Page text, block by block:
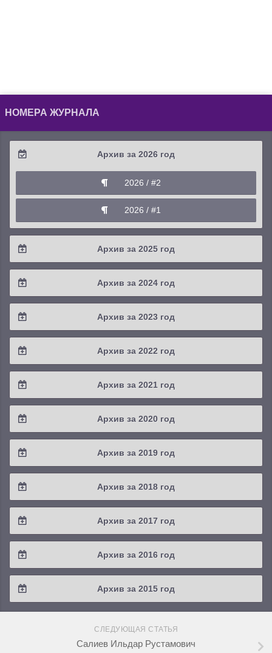
НОМЕРА ЖУРНАЛА
Архив за 2026 год
2026 / #2
2026 / #1
Архив за 2025 год
2025 / #4
2025 / #3
2025 / #1
Архив за 2024 год
2024 / #4
2024 / #3
2024 / #1
Архив за 2023 год
2023 / #4
2023 / #3
2023 / #1
Архив за 2022 год
2022 / #4
2022 / #3
2022 / #1
Архив за 2021 год
2021 / #4
2021 / #3
2021 / #1
Архив за 2020 год
2020 / #4
2020 / #3
2020 / #1
Архив за 2019 год
2019 / #4
2019 / #3
2019 / #1
Архив за 2018 год
2018 / #4
2018 / #3
2018 / #1
Архив за 2017 год
2017 / #4
2017 / #3
2017 / #1
Архив за 2016 год
2016 / #4
2016 / #3
2016 / #2
Архив за 2015 год
2015 / #3
2015 / #2
СЛЕДУЮЩАЯ СТАТЬЯ
Салиев Ильдар Рустамович